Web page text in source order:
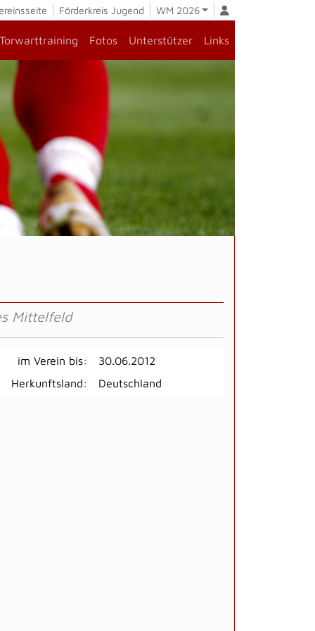
Förderkreis Jugend WM 2026
Torwarttraining Fotos Unterstützer Links
Mittelfeld
im Verein bis:
30.06.2012
Herkunftsland:
Deutschland